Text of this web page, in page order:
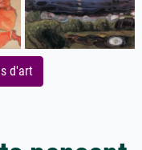
d'art